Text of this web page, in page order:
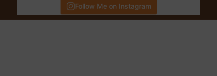
Follow Me on Instagram